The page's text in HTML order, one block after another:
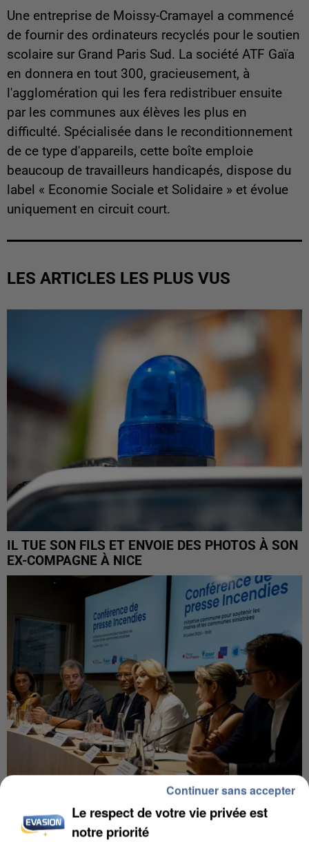
Une entreprise de Moissy-Cramayel a commencé
de fournir des ordinateurs recyclés pour le soutien
scolaire sur Grand Paris Sud. La société ATF Gaïa
en donnera en tout 300, gracieusement, à
l'agglomération qui les fera redistribuer ensuite
par les communes aux élèves les plus en
difficulté. Spécialisée dans le reconditionnement
de ce type d'appareils, cette boîte emploie
beaucoup de travailleurs handicapés, dispose du
label « Economie Sociale et Solidaire » et évolue
uniquement en circuit court.
LES ARTICLES LES PLUS VUS
IL TUE SON FILS ET ENVOIE DES PHOTOS À SON
EX-COMPAGNE À NICE
INCENDIES : L’ÎLE-DE-FRANCE LANCE UN ÉLAN
DE SOLIDARITÉ AVEC LES...
Le respect de votre vie privée est
notre priorité
Continuer sans accepter